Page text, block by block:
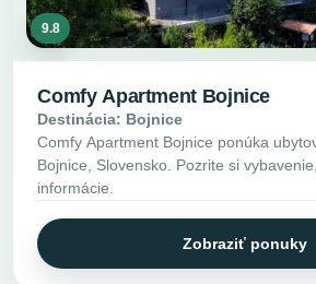
9.8
Comfy Apartment Bojnice
Destinácia: Bojnice
Comfy Apartment Bojnice ponúka
Bojnice, Slovensko. Pozrite si
informácie.
Zobraziť ponuky